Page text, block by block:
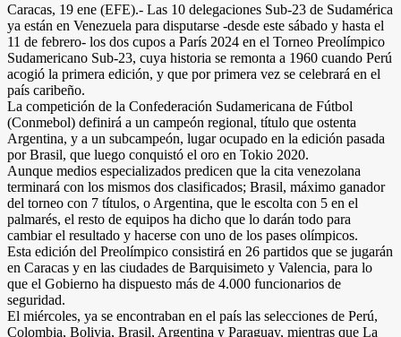
Caracas, 19 ene (EFE).- Las 10 delegaciones Sub-23 de Sudamérica
ya están en Venezuela para disputarse -desde este sábado y hasta el
11 de febrero- los dos cupos a París 2024 en el Torneo Preolímpico
Sudamericano Sub-23, cuya historia se remonta a 1960 cuando Perú
acogió la primera edición, y que por primera vez se celebrará en el
país caribeño.
La competición de la Confederación Sudamericana de Fútbol
(Conmebol) definirá a un campeón regional, título que ostenta
Argentina, y a un subcampeón, lugar ocupado en la edición pasada
por Brasil, que luego conquistó el oro en Tokio 2020.
Aunque medios especializados predicen que la cita venezolana
terminará con los mismos dos clasificados; Brasil, máximo ganador
del torneo con 7 títulos, o Argentina, que le escolta con 5 en el
palmarés, el resto de equipos ha dicho que lo darán todo para
cambiar el resultado y hacerse con uno de los pases olímpicos.
Esta edición del Preolímpico consistirá en 26 partidos que se jugarán
en Caracas y en las ciudades de Barquisimeto y Valencia, para lo
que el Gobierno ha dispuesto más de 4.000 funcionarios de
seguridad.
El miércoles, ya se encontraban en el país las selecciones de Perú,
Colombia, Bolivia, Brasil, Argentina y Paraguay, mientras que La